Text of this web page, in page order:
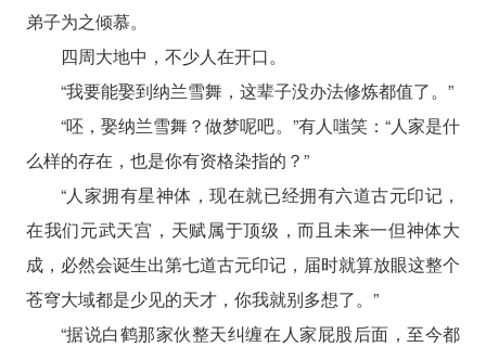
弟子为之倾慕。
四周大地中，不少人在开口。
“我要能娶到纳兰雪舞，这辈子没办法修炼都值了。”
“呸，娶纳兰雪舞？做梦呢吧。”有人嗤笑：“人家是什
么样的存在，也是你有资格染指的？”
“人家拥有星神体，现在就已经拥有六道古元印记，
在我们元武天宫，天赋属于顶级，而且未来一但神体大
成，必然会诞生出第七道古元印记，届时就算放眼这整个
苍穹大域都是少见的天才，你我就别多想了。”
“据说白鹤那家伙整天纠缠在人家屁股后面，至今都